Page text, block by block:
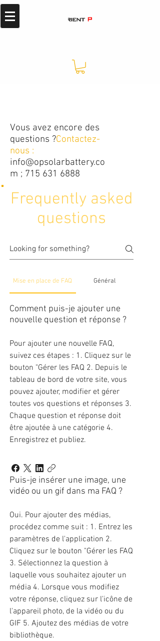
Vous avez encore des
questions ?Contactez-
nous :
info@opsolarbattery.co
m ; 715 631 6888
Frequently asked
questions
Mise en place de FAQ Général
Comment puis-je ajouter une
nouvelle question et réponse ?
Pour ajouter une nouvelle FAQ,
suivez ces étapes : 1. Cliquez sur le
bouton "Gérer les FAQ 2. Depuis le
tableau de bord de votre site, vous
pouvez ajouter, modifier et gérer
toutes vos questions et réponses 3.
Chaque question et réponse doit
être ajoutée à une catégorie 4.
Enregistrez et publiez.
Puis-je insérer une image, une
vidéo ou un gif dans ma FAQ ?
Oui. Pour ajouter des médias,
procédez comme suit : 1. Entrez les
paramètres de l'application 2.
Cliquez sur le bouton "Gérer les FAQ
3. Sélectionnez la question à
laquelle vous souhaitez ajouter un
média 4. Lorsque vous modifiez
votre réponse, cliquez sur l'icône de
l'appareil photo, de la vidéo ou du
GIF 5. Ajoutez des médias de votre
bibliothèque.